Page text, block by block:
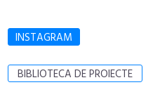
INSTAGRAM
BIBLIOTECA DE PROIECTE